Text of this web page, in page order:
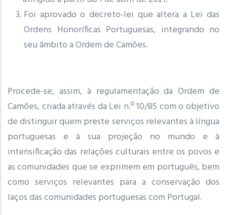
Foi aprovado o decreto-lei que altera a Lei das
Ordens Honoríficas Portuguesas, integrando no
seu âmbito a Ordem de Camões.
Procede-se, assim, à regulamentação da Ordem de
Camões, criada através da Lei n.º 10/85 com o objetivo
de distinguir quem preste serviços relevantes à língua
portuguesas e à sua projeção no mundo e à
intensificação das relações culturais entre os povos e
as comunidades que se exprimem em português, bem
como serviços relevantes para a conservação dos
laços das comunidades portuguesas com Portugal.